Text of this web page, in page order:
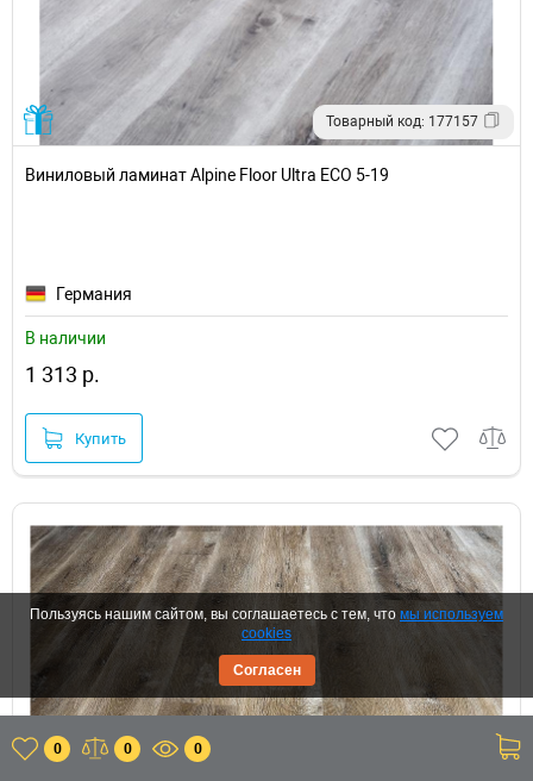
Товарный код: 177157
Виниловый ламинат Alpine Floor Ultra ECO 5-19
Германия
В наличии
1 313 р.
Купить
0 0 0
Пользуясь нашим сайтом, вы соглашаетесь с тем, что мы используем
cookies
Согласен